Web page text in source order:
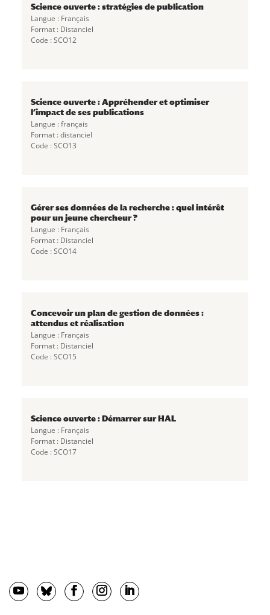
Science ouverte : stratégies de publication
Langue : Français
Format : Distanciel
Code : SCO12
Science ouverte : Appréhender et optimiser
l’impact de ses publications
Langue : français
Format : distanciel
Code : SCO13
Gérer ses données de la recherche : quel intérêt
pour un jeune chercheur ?
Langue : Français
Format : Distanciel
Code : SCO14
Concevoir un plan de gestion de données :
attendus et réalisation
Langue : Français
Format : Distanciel
Code : SCO15
Science ouverte : Démarrer sur HAL
Langue : Français
Format : Distanciel
Code : SCO17